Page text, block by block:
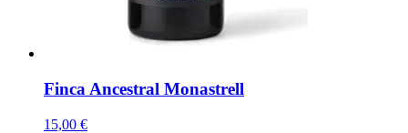
Finca Ancestral Monastrell
15,00 €